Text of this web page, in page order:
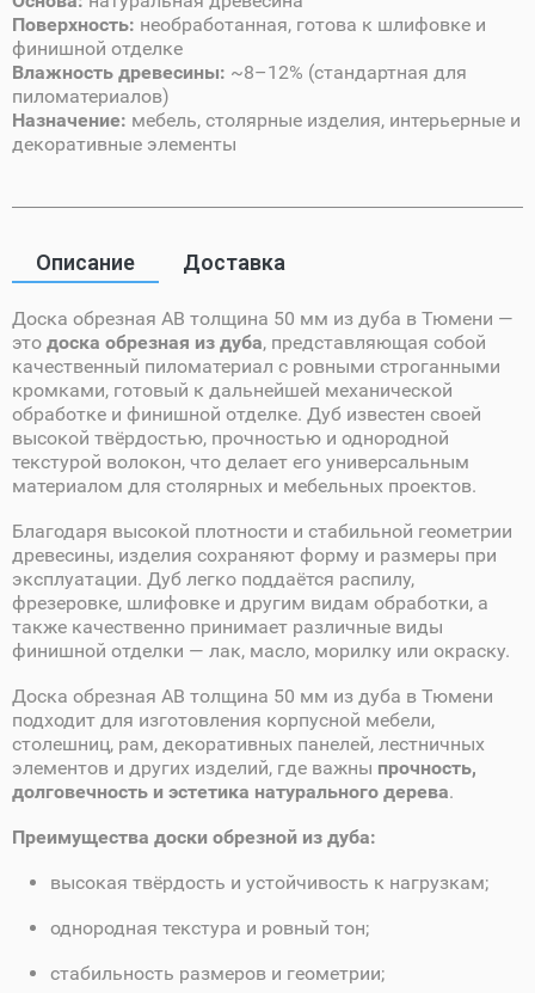
Поверхность: необработанная, готова к шлифовке и
финишной отделке
Влажность древесины: ~8–12% (стандартная для
пиломатериалов)
Назначение: мебель, столярные изделия, интерьерные и
декоративные элементы
Описание Доставка
Доска обрезная AB толщина 50 мм из дуба в Тюмени —
это доска обрезная из дуба, представляющая собой
качественный пиломатериал с ровными строганными
кромками, готовый к дальнейшей механической
обработке и финишной отделке. Дуб известен своей
высокой твёрдостью, прочностью и однородной
текстурой волокон, что делает его универсальным
материалом для столярных и мебельных проектов.
Благодаря высокой плотности и стабильной геометрии
древесины, изделия сохраняют форму и размеры при
эксплуатации. Дуб легко поддаётся распилу,
фрезеровке, шлифовке и другим видам обработки, а
также качественно принимает различные виды
финишной отделки — лак, масло, морилку или окраску.
Доска обрезная AB толщина 50 мм из дуба в Тюмени
подходит для изготовления корпусной мебели,
столешниц, рам, декоративных панелей, лестничных
элементов и других изделий, где важны прочность,
долговечность и эстетика натурального дерева.
Преимущества доски обрезной из дуба:
высокая твёрдость и устойчивость к нагрузкам;
однородная текстура и ровный тон;
стабильность размеров и геометрии;